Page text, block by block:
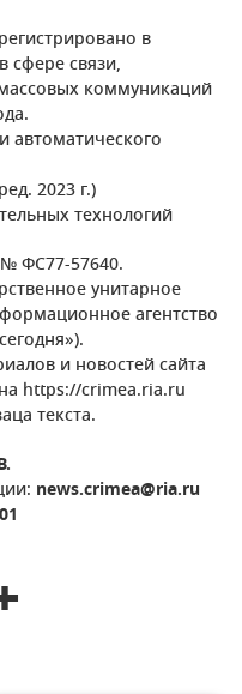
в
сфере связи,
коммуникаций
автоматического
2023 г.)
технологий
ФС77-57640.
унитарное
агентство
и новостей сайта
https://crimea.ria.ru
текста.
news.crimea@ria.ru